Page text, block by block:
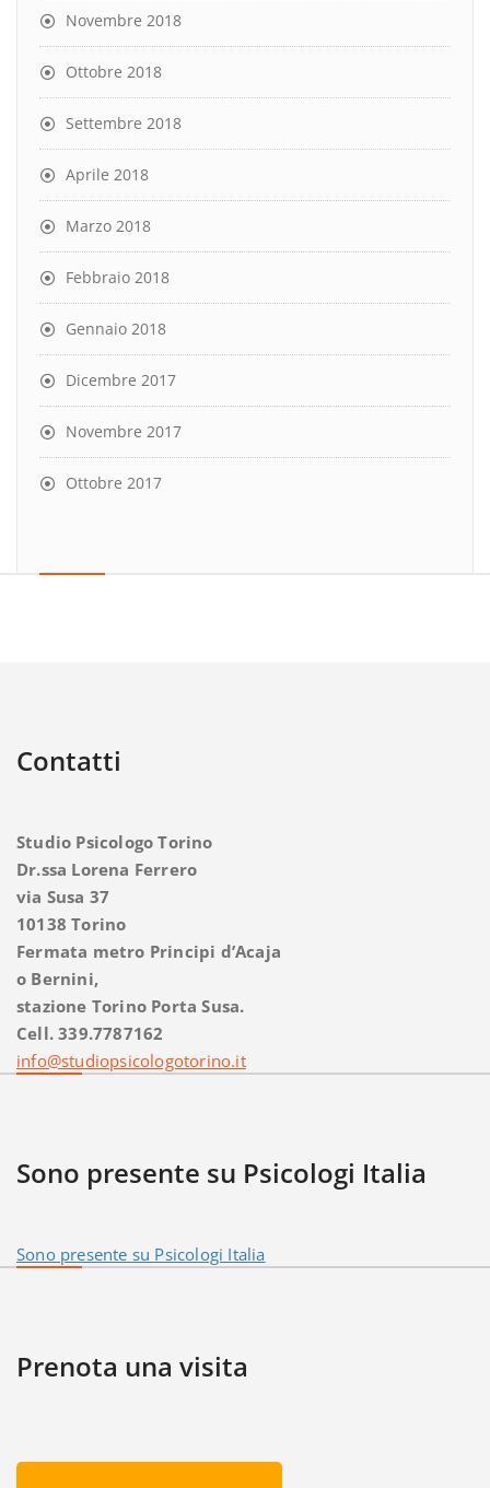
Novembre 2018
Ottobre 2018
Settembre 2018
Aprile 2018
Marzo 2018
Febbraio 2018
Gennaio 2018
Dicembre 2017
Novembre 2017
Ottobre 2017
Contatti
Studio Psicologo Torino
Dr.ssa Lorena Ferrero
via Susa 37
10138 Torino
Fermata metro Principi d’Acaja
o Bernini,
stazione Torino Porta Susa.
Cell. 339.7787162
info@studiopsicologotorino.it
Sono presente su Psicologi Italia
Sono presente su Psicologi Italia
Prenota una visita